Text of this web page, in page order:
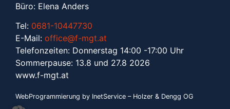
Büro: Elena Anders
Tel: 0681-10447730
E-Mail: office@f-mgt.at
Telefonzeiten: Donnerstag 14:00 -17:00 Uhr
Sommerpause: 13.8 und 27.8 2026
www.f-mgt.at
WebProgrammierung by InetService – Holzer & Dengg OG